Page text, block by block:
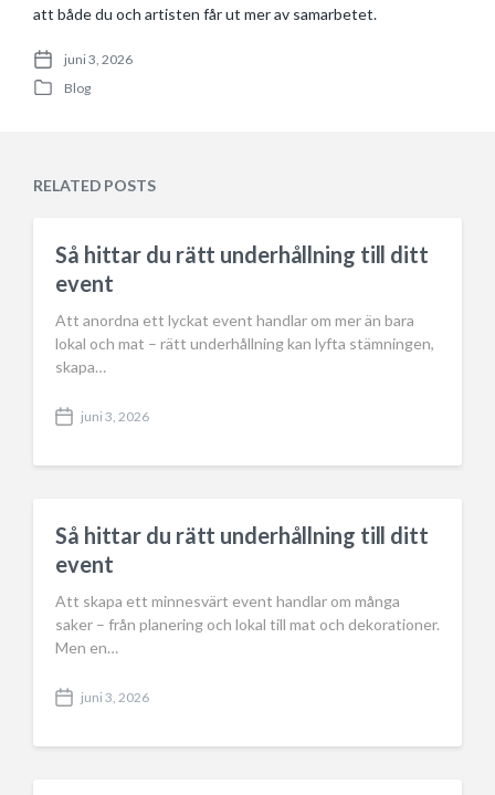
att både du och artisten får ut mer av samarbetet.
P
t
juni 3, 2026
P
d
Blog
RELATED POSTS
Så hittar du rätt underhållning till ditt
event
Att anordna ett lyckat event handlar om mer än bara
lokal och mat – rätt underhållning kan lyfta stämningen,
skapa…
P
s
a
t
e
juni 3, 2026
Så hittar du rätt underhållning till ditt
event
Att skapa ett minnesvärt event handlar om många
saker – från planering och lokal till mat och dekorationer.
Men en…
P
s
juni 3, 2026